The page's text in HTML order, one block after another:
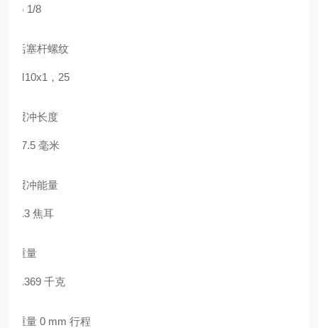
G 1/8
活塞杆螺纹
M10x1，25
缓冲长度
17.5 毫米
缓冲能量
2.3 焦耳
重量
0.369 千克
重量 0 mm 行程